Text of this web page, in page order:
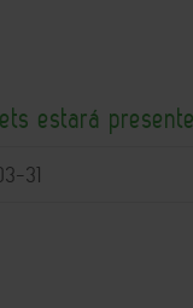
estará
31